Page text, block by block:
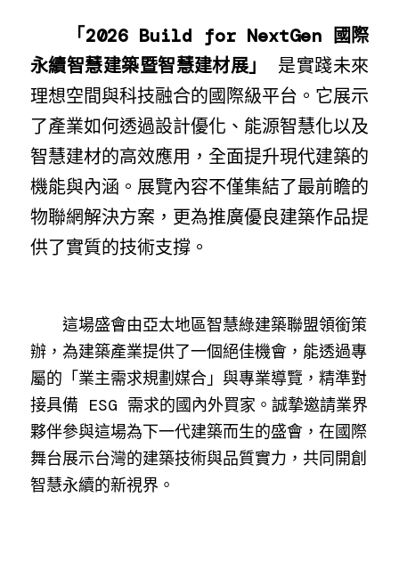
「2026 Build for NextGen 國際
永續智慧建築暨智慧建材展」 是實踐未來
理想空間與科技融合的國際級平台。它展示
了產業如何透過設計優化、能源智慧化以及
智慧建材的高效應用，全面提升現代建築的
機能與內涵。展覽內容不僅集結了最前瞻的
物聯網解決方案，更為推廣優良建築作品提
供了實質的技術支撐。
這場盛會由亞太地區智慧綠建築聯盟領銜策
辦，為建築產業提供了一個絕佳機會，能透過專
屬的「業主需求規劃媒合」與專業導覽，精準對
接具備 ESG 需求的國內外買家。誠摯邀請業界
夥伴參與這場為下一代建築而生的盛會，在國際
舞台展示台灣的建築技術與品質實力，共同開創
智慧永續的新視界。